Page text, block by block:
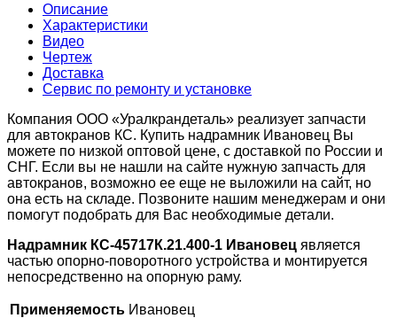
Описание
Характеристики
Видео
Чертеж
Доставка
Сервис по ремонту и установке
Компания ООО «Уралкрандеталь» реализует запчасти
для автокранов КС. Купить надрамник Ивановец Вы
можете по низкой оптовой цене, с доставкой по России и
СНГ. Если вы не нашли на сайте нужную запчасть для
автокранов, возможно ее еще не выложили на сайт, но
она есть на складе. Позвоните нашим менеджерам и они
помогут подобрать для Вас необходимые детали.
Надрамник КС-45717К.21.400-1 Ивановец является
частью опорно-поворотного устройства и монтируется
непосредственно на опорную раму.
Применяемость Ивановец